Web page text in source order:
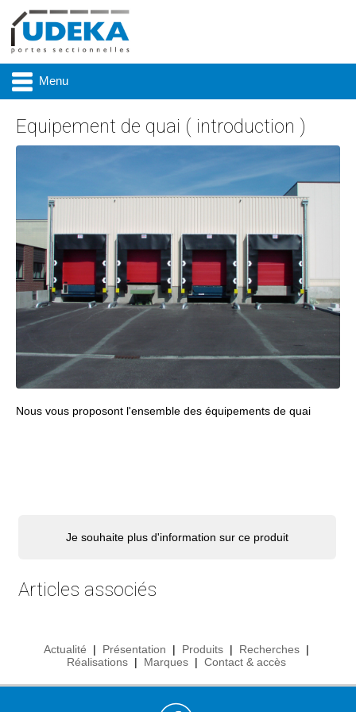
Menu
Réalisations
Marques
Contact & accès
Equipement de quai ( introduction )
Nous vous proposont l'ensemble des équipements de quai
Je souhaite plus d'information sur ce produit
Articles associés
Actualité | Présentation | Produits | Recherches |
Réalisations | Marques | Contact & accès